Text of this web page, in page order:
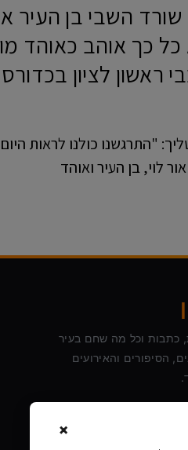
השבי בן העיר
כך אוהב כאוהד
ראשון לציון
"התרגשנו כולנו לראות
לוי, בן העיר ואוהד
כתבות וכל מה שחם בעיר
הסיפורים והאירועים
×